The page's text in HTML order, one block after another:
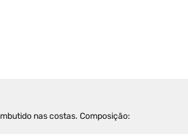
nas costas. Composição: